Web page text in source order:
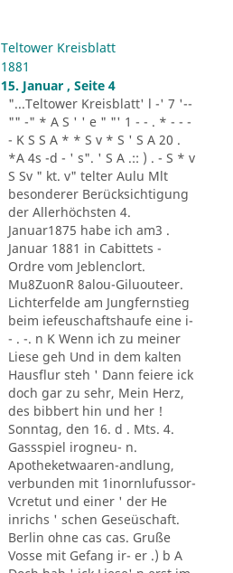
Teltower Kreisblatt
1881
15. Januar , Seite 4
"...Teltower Kreisblatt' l -' 7 '--
"" -" * A S ' ' e " "' 1 - - . * - - -
- K S S A * * S v * S ' S A 20 .
*A 4s -d - ' s". ' S A .:: ) . - S * v
S Sv " kt. v" telter Aulu Mlt
besonderer Berücksichtigung
der Allerhöchsten 4.
Januar1875 habe ich am3 .
Januar 1881 in Cabittets -
Ordre vom Jeblenclort.
Mu8ZuonR 8alou-Giluouteer.
Lichterfelde am Jungfernstieg
beim iefeuschaftshaufe eine i-
- . -. n K Wenn ich zu meiner
Liese geh Und in dem kalten
Hausflur steh ' Dann feiere ick
doch gar zu sehr, Mein Herz,
des bibbert hin und her !
Sonntag, den 16. d . Mts. 4.
Gassspiel irogneu- n.
Apotheketwaaren-andlung,
verbunden mit 1inornlufussor-
Vcretut und einer ' der He
inrichs ' schen Geseüschaft.
Berlin ohne cas cas. Gruße
Vosse mit Gefang ir- er .) b A